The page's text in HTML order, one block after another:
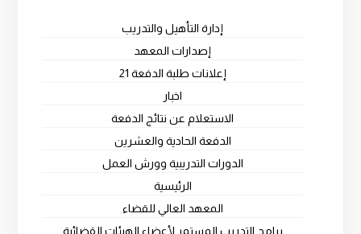
إدارة التأهيل والتدريب
إصدارات المعهد
إعلانات طلبة الدفعة 21
اخبار
الاستعلام عن نتائج الدفعة
الدفعة الحادية والعشرين
الدورات التدريبية وورش العمل
الرئيسية
المعهد العالي للقضاء
برامج التدريب المستمر لأعضاء الهيئات القضائية